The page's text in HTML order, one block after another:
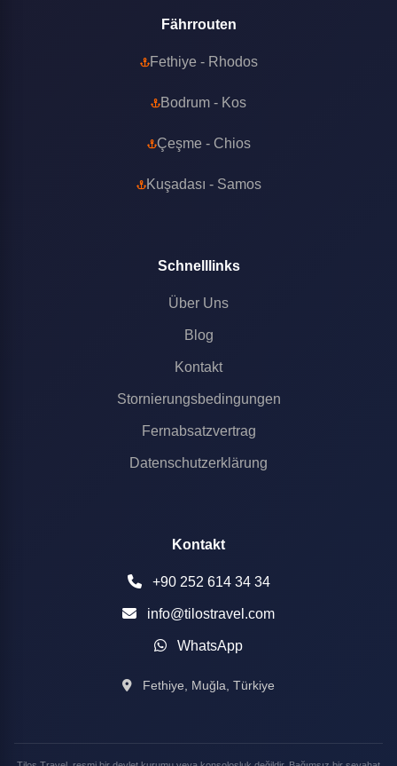
Fährrouten
Fethiye - Rhodos
Bodrum - Kos
Çeşme - Chios
Kuşadası - Samos
Schnelllinks
Über Uns
Blog
Kontakt
Stornierungsbedingungen
Fernabsatzvertrag
Datenschutzerklärung
Kontakt
+90 252 614 34 34
info@tilostravel.com
WhatsApp
Fethiye, Muğla, Türkiye